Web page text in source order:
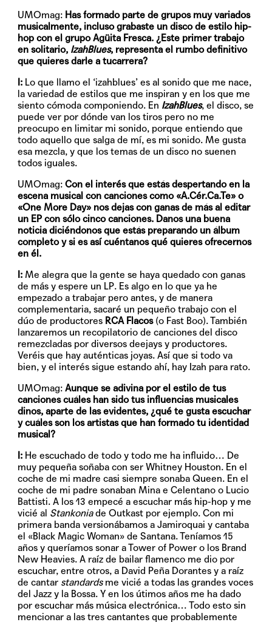
UMOmag: Has formado parte de grupos muy variados
musicalmente, incluso grabaste un disco de estilo hip-
hop con el grupo Agüita Fresca. ¿Este primer trabajo
en solitario, IzahBlues, representa el rumbo definitivo
que quieres darle a tucarrera?
I: Lo que llamo el ‘izahblues’ es al sonido que me nace,
la variedad de estilos que me inspiran y en los que me
siento cómoda componiendo. En IzahBlues, el disco, se
puede ver por dónde van los tiros pero no me
preocupo en limitar mi sonido, porque entiendo que
todo aquello que salga de mí, es mi sonido. Me gusta
esa mezcla, y que los temas de un disco no suenen
todos iguales.
UMOmag:Con el interés que estás despertando en la
escena musical con canciones como «A.Cér.Ca.Te» o
«One More Day» nos dejas con ganas de más al editar
un EP con sólo cinco canciones. Danos una buena
noticia diciéndonos que estás preparando un álbum
completo y si es así cuéntanos qué quieres ofrecernos
en él.
I: Me alegra que la gente se haya quedado con ganas
de más y espere un LP. Es algo en lo que ya he
empezado a trabajar pero antes, y de manera
complementaria, sacaré un pequeño trabajo con el
dúo de productores RCA Flacos(o Fast Boo). También
lanzaremos un recopilatorio de canciones del disco
remezcladas por diversos deejays y productores.
Veréis que hay auténticas joyas. Así que si todo va
bien, y el interés sigue estando ahí, hay Izah para rato.
UMOmag:Aunque se adivina por el estilo de tus
canciones cuáles han sido tus influencias musicales
dinos, aparte de las evidentes, ¿qué te gusta escuchar
y cuáles son los artistas que han formado tu identidad
musical?
I: He escuchado de todo y todo me ha influido… De
muy pequeña soñaba con ser Whitney Houston. En el
coche de mi madre casi siempre sonaba Queen. En el
coche de mi padre sonaban Mina e Celentano o Lucio
Battisti. A los 13 empecé a escuchar más hip-hop y me
vicié al Stankoniade Outkast por ejemplo. Con mi
primera banda versionábamos a Jamiroquai y cantaba
el «Black Magic Woman» de Santana. Teníamos 15
años y queríamos sonar a Tower of Power o los Brand
New Heavies. A raíz de bailar flamenco me dio por
escuchar, entre otros, a David Peña Dorantes y a raíz
de cantar standardsme vicié a todas las grandes voces
del Jazz y la Bossa. Y en los útimos años me ha dado
por escuchar más música electrónica… Todo esto sin
mencionar a las tres cantantes que probablemente